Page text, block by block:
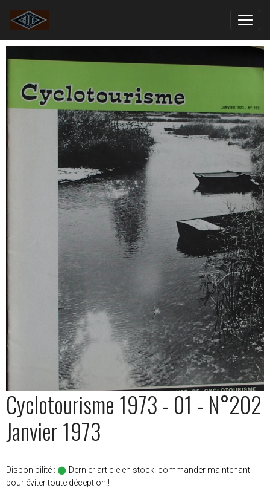
Cyclotourisme 1973 - 01 - N°202
Janvier 1973
Disponibilité :
Dernier article en stock. commander maintenant
pour éviter toute déception!!